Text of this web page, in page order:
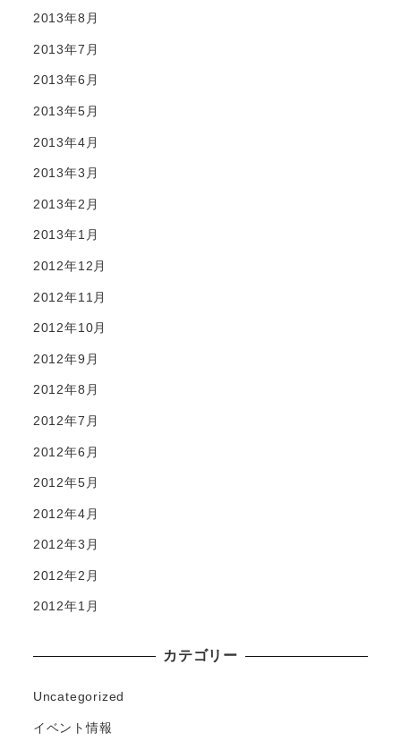
2013年8月
2013年7月
2013年6月
2013年5月
2013年4月
2013年3月
2013年2月
2013年1月
2012年12月
2012年11月
2012年10月
2012年9月
2012年8月
2012年7月
2012年6月
2012年5月
2012年4月
2012年3月
2012年2月
2012年1月
カテゴリー
Uncategorized
イベント情報